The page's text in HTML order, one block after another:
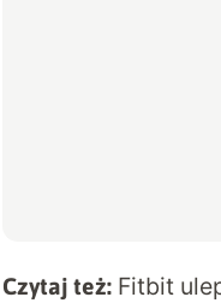
Czytaj też: Fitbit